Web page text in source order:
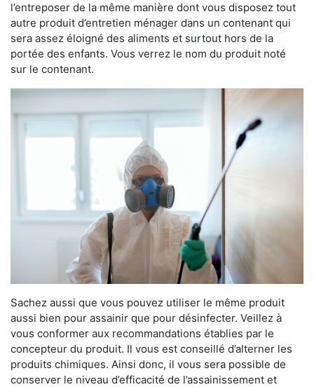
l’entreposer de la même manière dont vous disposez tout
autre produit d’entretien ménager dans un contenant qui
sera assez éloigné des aliments et surtout hors de la
portée des enfants. Vous verrez le nom du produit noté
sur le contenant.
Sachez aussi que vous pouvez utiliser le même produit
aussi bien pour assainir que pour désinfecter. Veillez à
vous conformer aux recommandations établies par le
concepteur du produit. Il vous est conseillé d’alterner les
produits chimiques. Ainsi donc, il vous sera possible de
conserver le niveau d’efficacité de l’assainissement et